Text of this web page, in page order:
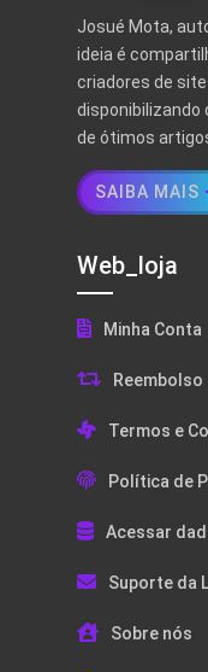
Josué Mota,
ideia é
criadores de
disponibilizando
de ótimos
SAIBA MAIS
Web_loja
Minha Conta
Termos e
Política de
Acessar
Suporte da
Sobre nós